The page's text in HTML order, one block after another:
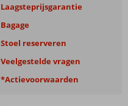
Laagsteprijsgarantie
Bagage
Stoel reserveren
Veelgestelde vragen
*Actievoorwaarden